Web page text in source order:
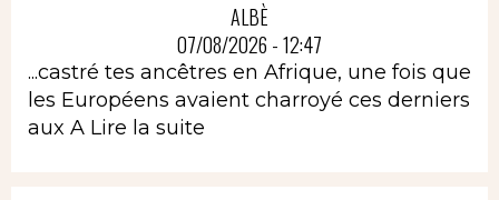
ALBÈ
07/08/2026 - 12:47
...castré tes ancêtres en Afrique, une fois que
les Européens avaient charroyé ces derniers
aux A Lire la suite